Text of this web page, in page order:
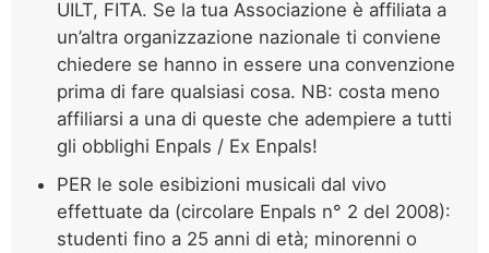
UILT, FITA. Se la tua Associazione è affiliata a
un’altra organizzazione nazionale ti conviene
chiedere se hanno in essere una convenzione
prima di fare qualsiasi cosa. NB: costa meno
affiliarsi a una di queste che adempiere a tutti
gli obblighi Enpals / Ex Enpals!
PER le sole esibizioni musicali dal vivo
effettuate da (circolare Enpals n° 2 del 2008):
studenti fino a 25 anni di età; minorenni o